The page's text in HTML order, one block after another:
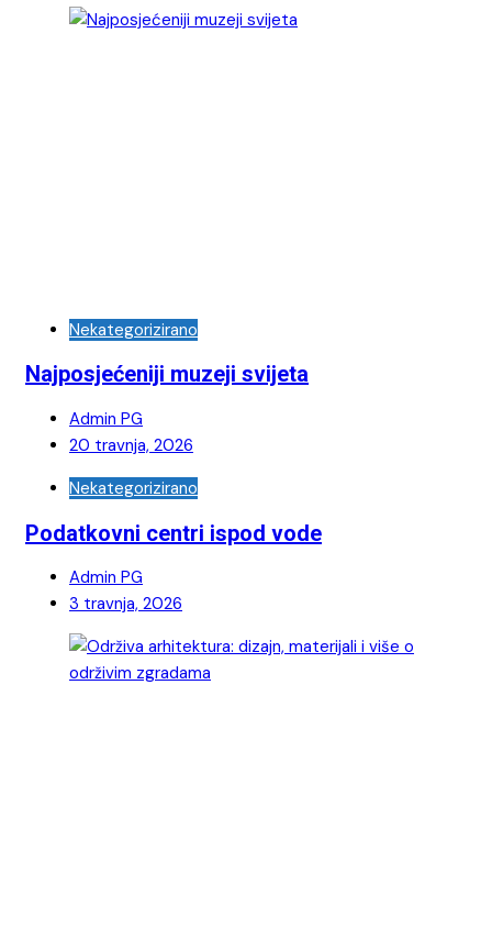
Nekategorizirano
Najposjećeniji muzeji svijeta
Admin PG
20 travnja, 2026
Nekategorizirano
Podatkovni centri ispod vode
Admin PG
3 travnja, 2026